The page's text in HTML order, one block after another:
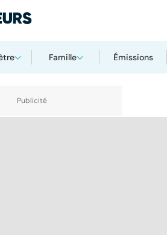
Famille Émissions